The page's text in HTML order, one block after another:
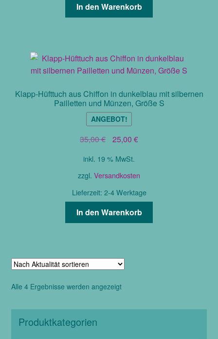
In den Warenkorb
Klapp-Hüfttuch aus Chiffon in dunkelblau mit silbernen
Pailletten und Münzen, Größe S
ANGEBOT!
35,00€
Ursprünglicher
war:
35,00 €
25,00 €Aktueller
25,00 €.
inkl. 19 % MwSt.
zzgl. Versandkosten
Lieferzeit: 2-4 Werktage
In den Warenkorb
Alle 4 Ergebnisse werden angezeigtNach
sortiert
Produktkategorien